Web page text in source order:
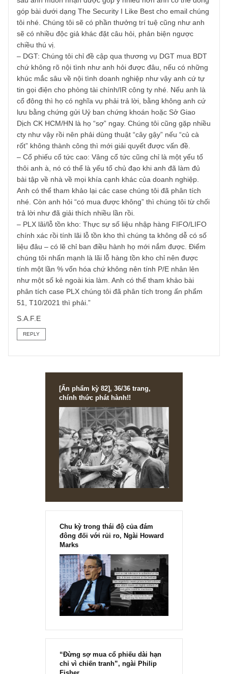
“Chúng tôi đã thông báo sẽ không trả lời các câu hỏi về cổ
phiếu ngoài Watch List nữa rồi mà nhỉ: (1) Vòng tròn hiểu
biết chúng tôi hạn chế, có gần 2,000 case ngoài kia; (2)
thể người hỏi đang nắm giữ nhiều cổ phiếu đó trong danh
mục, nếu chúng tôi nói sai hoặc nói tiêu cực thì họ sẽ thù
địch, chúng tôi gặp vài chục người như vậy rồi nên đã
hẳn công việc nầy lại.
– S55: Chúc mừng anh đã săn tìm được một case thủy
khá tốt, nhưng chúng tôi không hiểu biết về cty nầy, nếu
sau anh muốn nhận được góp ý nhiều hơn anh có thể
góp bài dưới dạng The Security I Like Best cho email
tôi nhé. Chúng tôi sẽ có phần thưởng trí tuệ cũng như anh
sẽ có nhiều độc giả khác đặt câu hỏi, phản biện ngược
chiều thú vị.
– DGT: Chúng tôi chỉ đề cập qua thương vụ DGT mua
chứ không rõ nội tình như anh hỏi được đâu, nếu có
khúc mắc sâu về nội tình doanh nghiệp như vậy anh cứ tự
tin gọi điện cho phòng tài chính/IR công ty nhé. Nếu anh
cổ đông thì họ có nghĩa vụ phải trả lời, bằng không anh
lưu bằng chứng gửi Uỷ ban chứng khoán hoặc Sở Giao
Dịch CK HCM/HN là họ “sợ” ngay. Chúng tôi cũng gặp
cty như vậy rồi nên phải dùng thuật “cây gậy” nếu “củ cà
rốt” không thành công thì mới giải quyết được vấn đề.
– Cổ phiếu cổ tức cao: Vâng cổ tức cũng chỉ là một yếu tố
thôi anh à, nó có thể là yếu tố chủ đạo khi anh đã làm đủ
bài tập về nhà về mọi khía cạnh khác của doanh nghiệp.
Anh có thể tham khảo lại các case chúng tôi đã phân tích
chính xác rồi tính lãi lỗ tồn kho thì chúng ta không dễ có
liệu đâu – có lẽ chỉ ban điều hành họ mới nắm được.
chúng tôi nhấn mạnh là lãi lỗ hàng tồn kho chỉ nên được
tính một lần % vốn hóa chứ không nên tính P/E nhân lên
như một số kẻ ngoài kia làm. Anh có thể tham khảo bài
phân tích case PLX chúng tôi đã phân tích trong ấn phẩm
51, T10/2021 thì phải.”
[Ấn phẩm kỳ 82], 36/36 trang,
chính thức phát hành!!